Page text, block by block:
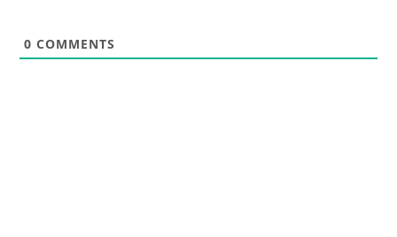
0 COMMENTS